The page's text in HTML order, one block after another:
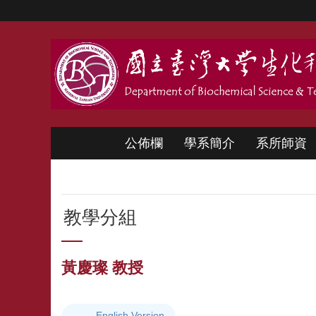
公佈欄 學系簡介 系所師資
教學分組
黃慶璨 教授